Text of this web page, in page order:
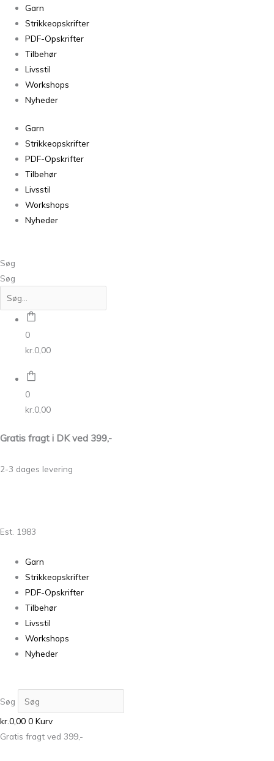
Garn
Strikkeopskrifter
PDF-Opskrifter
Tilbehør
Livsstil
Workshops
Nyheder
Garn
Strikkeopskrifter
PDF-Opskrifter
Tilbehør
Livsstil
Workshops
Nyheder
Søg
Søg
0
kr. 0,00
0
kr. 0,00
Gratis fragt i DK ved 399,-
2-3 dages levering
Est. 1983
Garn
Strikkeopskrifter
PDF-Opskrifter
Tilbehør
Livsstil
Workshops
Nyheder
Søg
kr.0,00 0 Kurv
Gratis fragt ved 399,-
Sjælevarmer
Sjal-
sweater-
tørklæde